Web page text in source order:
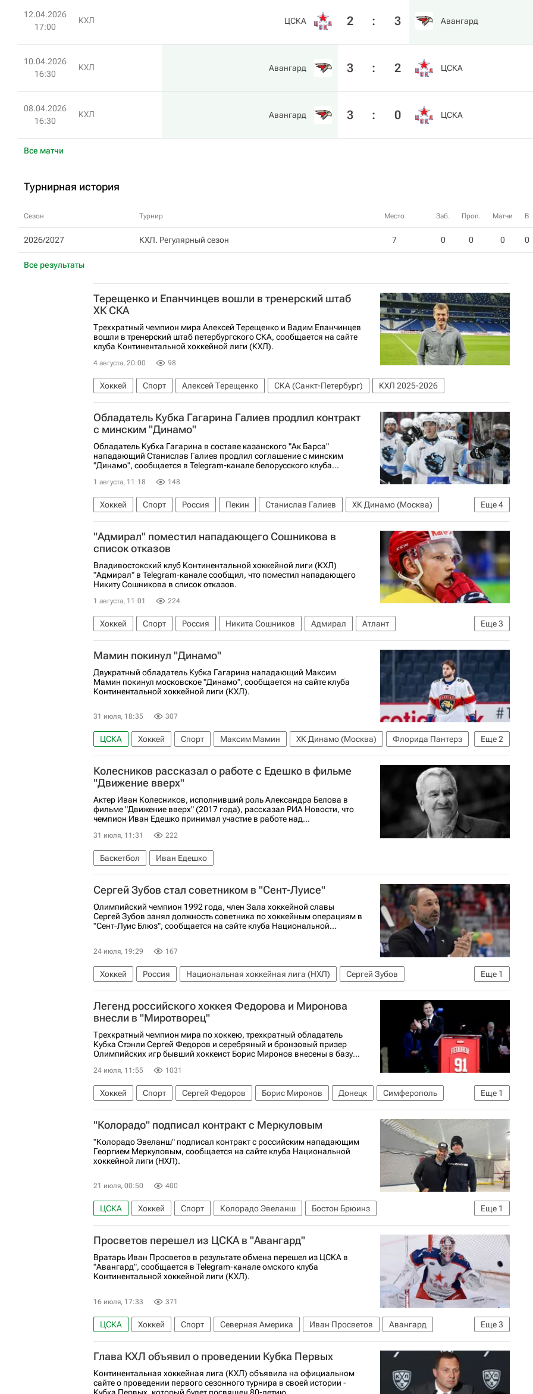
Все матчи
12.04.2026
17:00
КХЛ ЦСКА 2 : 3 Авангард
10.04.2026
16:30
КХЛ Авангард 3 : 2 ЦСКА
08.04.2026
16:30
КХЛ Авангард 3 : 0 ЦСКА
Турнирная история
Сезон Турнир Место Заб. Проп. Матчи В
2026/2027 КХЛ. Регулярный сезон 7 0 0 0 0
Все результаты
Терещенко и Епанчинцев вошли в тренерский штаб
ХК СКА
Трехкратный чемпион мира Алексей Терещенко и Вадим Епанчинцев
вошли в тренерский штаб петербургского СКА, сообщается на сайте
клуба Континентальной хоккейной лиги (КХЛ).
4 августа, 20:00 98
Хоккей Спорт Алексей Терещенко СКА (Санкт-Петербург) КХЛ 2025-2026
Обладатель Кубка Гагарина Галиев продлил контракт
с минским "Динамо"
Обладатель Кубка Гагарина в составе казанского "Ак Барса"
нападающий Станислав Галиев продлил соглашение с минским
"Динамо", сообщается в Telegram-канале белорусского клуба...
1 августа, 11:18 148
Еще4
Хоккей Спорт Россия Пекин Станислав Галиев
ХК Динамо (Москва)
Ак Барс
Авангард КХЛ 2025-2026 Национальная хоккейная лига (НХЛ)
"Адмирал" поместил нападающего Сошникова в
список отказов
Владивостокский клуб Континентальной хоккейной лиги (КХЛ)
"Адмирал" в Telegram-канале сообщил, что поместил нападающего
Никиту Сошникова в список отказов.
1 августа, 11:01 224
Еще3
Хоккей Спорт Россия Никита Сошников Адмирал
Атлант
Салават Юлаев
КХЛ 2025-2026 Национальная хоккейная лига (НХЛ)
Мамин покинул "Динамо"
Двукратный обладатель Кубка Гагарина нападающий Максим
Мамин покинул московское "Динамо", сообщается на сайте клуба
Континентальной хоккейной лиги (КХЛ).
31 июля, 18:35 307
Еще2
ЦСКА Хоккей Спорт Максим Мамин ХК Динамо (Москва)
Флорида Пантерз
КХЛ 2025-2026
Национальная хоккейная лига (НХЛ)
Колесников рассказал о работе с Едешко в фильме
"Движение вверх"
Актер Иван Колесников, исполнивший роль Александра Белова в
фильме "Движение вверх" (2017 года), рассказал РИА Новости, что
чемпион Иван Едешко принимал участие в работе над...
31 июля, 11:31 222
Баскетбол Иван Едешко
Сергей Зубов стал советником в "Сент-Луисе"
Олимпийский чемпион 1992 года, член Зала хоккейной славы
Сергей Зубов занял должность советника по хоккейным операциям в
"Сент-Луис Блюз", сообщается на сайте клуба Национальной...
24 июля, 19:29 167
Еще 1
Хоккей Россия Национальная хоккейная лига (НХЛ)
Сергей Зубов
Сент-Луис Блюз
Легенд российского хоккея Федорова и Миронова
внесли в "Миротворец"
Трехкратный чемпион мира по хоккею, трехкратный обладатель
Кубка Стэнли Сергей Федоров и серебряный и бронзовый призер
Олимпийских игр бывший хоккеист Борис Миронов внесены в базу...
24 июля, 11:55 1031
Еще 1
Хоккей Спорт Сергей Федоров Борис Миронов Донецк
Симферополь
Национальная хоккейная лига (НХЛ)
"Колорадо" подписал контракт с Меркуловым
"Колорадо Эвеланш" подписал контракт с российским нападающим
Георгием Меркуловым, сообщается на сайте клуба Национальной
хоккейной лиги (НХЛ).
21 июля, 00:50 400
Еще 1
ЦСКА Хоккей Спорт Колорадо Эвеланш
Бостон Брюинз
Национальная хоккейная лига (НХЛ)
Просветов перешел из ЦСКА в "Авангард"
Вратарь Иван Просветов в результате обмена перешел из ЦСКА в
"Авангард", сообщается в Telegram-канале омского клуба
Континентальной хоккейной лиги (КХЛ).
16 июля, 17:33 371
Еще3
ЦСКА Хоккей Спорт Северная Америка Иван Просветов
Авангард
Калгари Флэймз
КХЛ 2025-2026 Национальная хоккейная лига (НХЛ)
Глава КХЛ объявил о проведении Кубка Первых
Континентальная хоккейная лига (КХЛ) объявила на официальном
сайте о проведении первого сезонного турнира в своей истории -
Кубка Первых, который будет посвящен 80-летию...